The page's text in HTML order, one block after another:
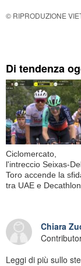
© RIPRODUZIONE
Di tendenza
Ciclomercato,
l'intreccio Seixas-
Toro accende la
tra UAE e Decathlon
Chiara
Leggi di più sullo